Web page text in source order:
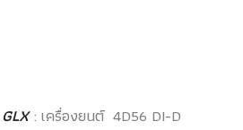
: เครื่องยนต์ 4D56 DI-D